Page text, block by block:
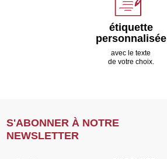
étiquette
personnalisée
avec le texte
de votre choix.
S'ABONNER À NOTRE
NEWSLETTER